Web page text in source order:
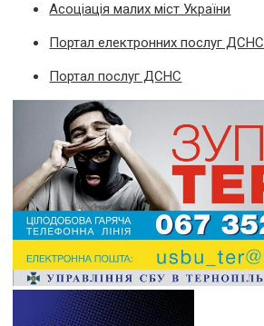
Асоціація малих міст України
Портал електронних послуг ДСНС
Портал послуг ДСНС